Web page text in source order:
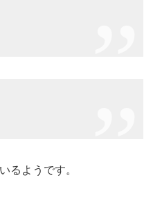
るようです。